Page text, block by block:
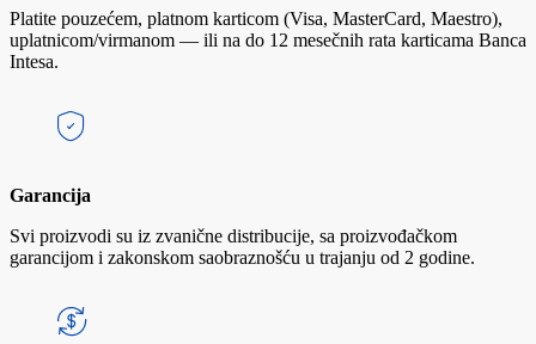
Platite pouzećem, platnom karticom (Visa, MasterCard, Maestro),
uplatnicom/virmanom — ili na do 12 mesečnih rata karticama Banca
Intesa.
Garancija
Svi proizvodi su iz zvanične distribucije, sa proizvođačkom
garancijom i zakonskom saobraznošću u trajanju od 2 godine.